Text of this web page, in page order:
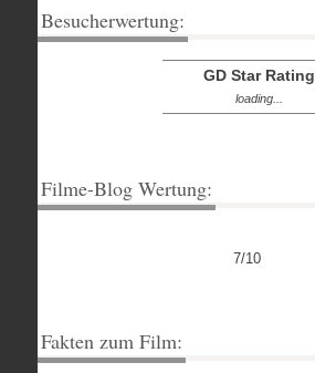
Besucherwertung:
GD Star Rating
loading...
Filme-Blog Wertung:
7/10
Fakten zum Film: